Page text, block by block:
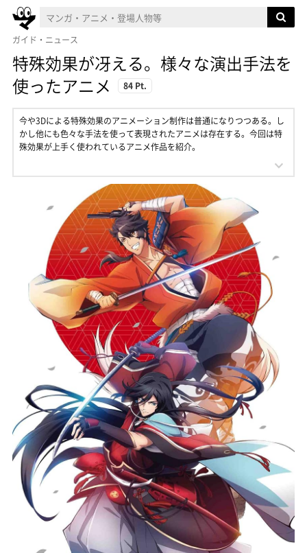
ガイド・ニュース
特殊効果が冴える。様々な演出手法を
使ったアニメ
84 Pt.
今や3Dによる特殊効果のアニメーション制作は普通になりつつある。し
かし他にも色々な手法を使って表現されたアニメは存在する。今回は特
殊効果が上手く使われているアニメ作品を紹介。